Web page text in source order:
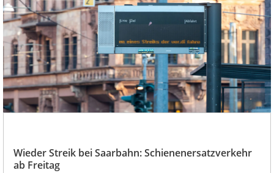
Wieder Streik bei Saarbahn: Schienenersatzverkehr
ab Freitag